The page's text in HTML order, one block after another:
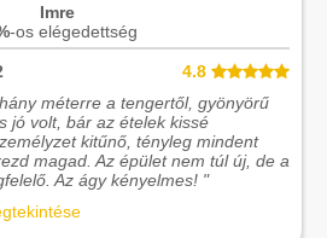
Imre
-os elégedettség
4.8
méterre a tengertől, gyönyörű
jó volt, bár az ételek kissé
kitűnő, tényleg mindent
magad. Az épület nem túl új, de a
Az ágy kényelmes! "